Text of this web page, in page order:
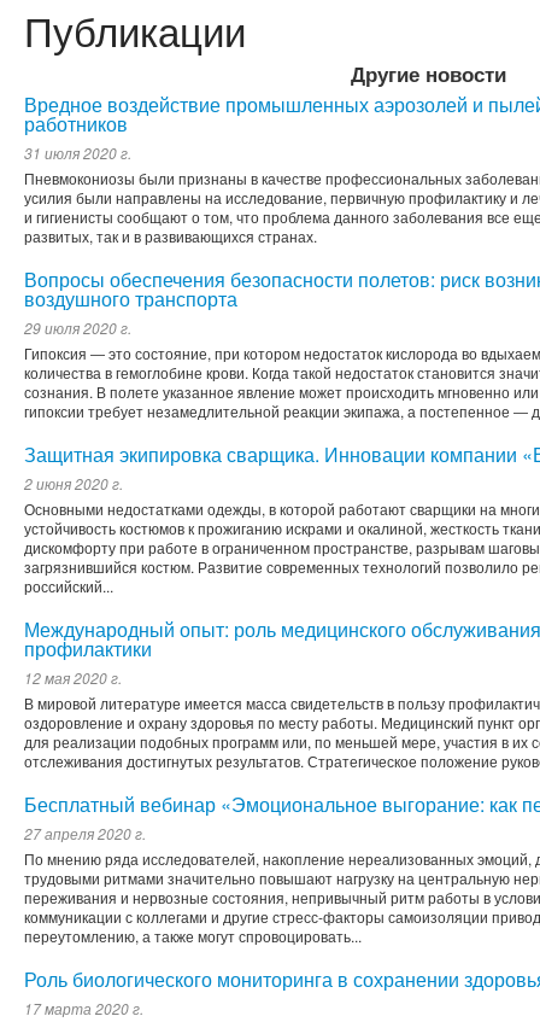
Публикации
Другие новости
Вредное воздействие промышленных аэрозолей и
работников
31 июля 2020 г.
Пневмокониозы были признаны в качестве профессиональных
усилия были направлены на исследование, первичную профилактику и
и гигиенисты сообщают о том, что проблема данного заболевания все
развитых, так и в развивающихся странах.
Вопросы обеспечения безопасности полетов: риск
воздушного транспорта
29 июля 2020 г.
Гипоксия ― это состояние, при котором недостаток кислорода во
количества в гемоглобине крови. Когда такой недостаток становится
сознания. В полете указанное явление может происходить мгновенно
гипоксии требует незамедлительной реакции экипажа, а постепенное ―
Защитная экипировка сварщика. Инновации компании
2 июня 2020 г.
Основными недостатками одежды, в которой работают сварщики на
устойчивость костюмов к прожиганию искрами и окалиной, жесткость
дискомфорту при работе в ограниченном пространстве, разрывам
загрязнившийся костюм. Развитие современных технологий позволило
российский...
Международный опыт: роль медицинского
профилактики
12 мая 2020 г.
В мировой литературе имеется масса свидетельств в пользу
оздоровление и охрану здоровья по месту работы. Медицинский пункт
для реализации подобных программ или, по меньшей мере, участия в их
отслеживания достигнутых результатов. Стратегическое положение
Бесплатный вебинар «Эмоциональное выгорание: как
27 апреля 2020 г.
По мнению ряда исследователей, накопление нереализованных эмоций,
трудовыми ритмами значительно повышают нагрузку на центральную
переживания и нервозные состояния, непривычный ритм работы в
коммуникации с коллегами и другие стресс-факторы самоизоляции
переутомлению, а также могут спровоцировать...
Роль биологического мониторинга в сохранении
17 марта 2020 г.